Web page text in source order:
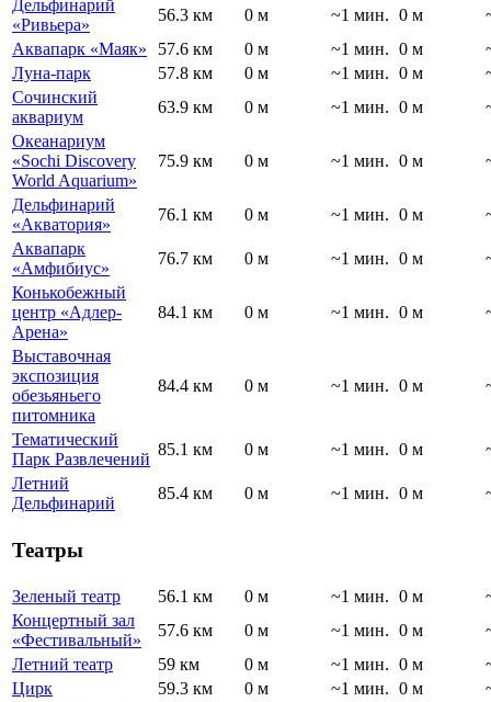
Дельфинарий
«Ривьера»
56.3 км 0 м ~1 мин. 0 м
Аквапарк «Маяк»
57.6 км 0 м ~1 мин. 0 м
Луна-парк
57.8 км 0 м ~1 мин. 0 м
Сочинский
аквариум
63.9 км 0 м ~1 мин. 0 м
Океанариум
«Sochi Discovery
World Aquarium»
75.9 км 0 м ~1 мин. 0 м
Дельфинарий
«Акватория»
76.1 км 0 м ~1 мин. 0 м
Аквапарк
«Амфибиус»
76.7 км 0 м ~1 мин. 0 м
Конькобежный
центр «Адлер-
Арена»
84.1 км 0 м ~1 мин. 0 м
Выставочная
экспозиция
обезьяньего
питомника
84.4 км 0 м ~1 мин. 0 м
Тематический
Парк Развлечений
85.1 км 0 м ~1 мин. 0 м
Летний
Дельфинарий
85.4 км 0 м ~1 мин. 0 м
Театры
Зеленый театр 56.1 км 0 м ~1 мин. 0 м
Концертный зал
«Фестивальный»
57.6 км 0 м ~1 мин. 0 м
Летний театр
59 км 0 м ~1 мин. 0 м
Цирк
59.3 км 0 м ~1 мин. 0 м